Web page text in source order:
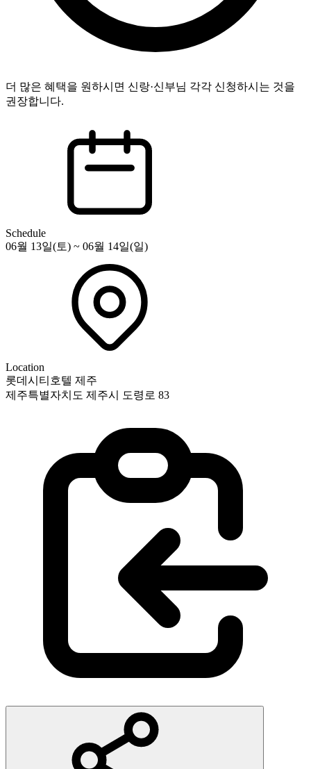
더 많은 혜택을 원하시면 신랑·신부님 각각 신청하시는 것을
권장합니다.
Schedule
06월 13일(토) ~ 06월 14일(일)
Location
롯데시티호텔 제주
제주특별자치도 제주시 도령로 83